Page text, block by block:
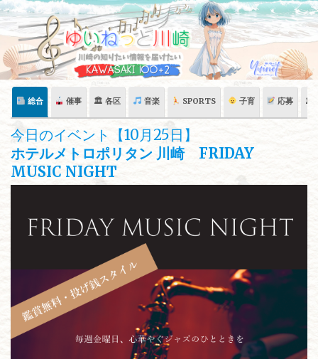
Skip
content
総合 催事 🏛 各区 音楽 SPORTS 子育 応募 🏛
今日のイベント【10月25日】
ホテルメトロポリタン 川崎 FRIDAY
MUSIC NIGHT